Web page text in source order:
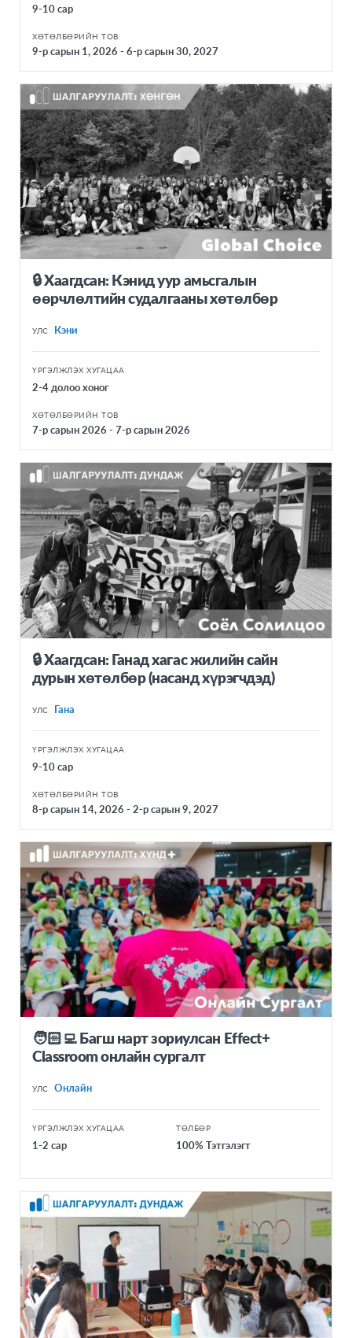
9-10 сар
ХӨТӨЛБӨРИЙН ТОВ
9-р сарын 1, 2026 - 6-р сарын 30, 2027
🔒 Хаагдсан: Кэнид уур амьсгалын
өөрчлөлтийн судалгааны хөтөлбөр
УЛС Кэни
ҮРГЭЛЖЛЭХ ХУГАЦАА
2-4 долоо хоног
ХӨТӨЛБӨРИЙН ТОВ
7-р сарын 2026 - 7-р сарын 2026
🔒 Хаагдсан: Ганад хагас жилийн сайн
дурын хөтөлбөр (насанд хүрэгчдэд)
УЛС Гана
ҮРГЭЛЖЛЭХ ХУГАЦАА
9-10 сар
ХӨТӨЛБӨРИЙН ТОВ
8-р сарын 14, 2026 - 2-р сарын 9, 2027
🧑🏻‍💻 Багш нарт зориулсан Effect+
Classroom онлайн сургалт
УЛС Онлайн
ҮРГЭЛЖЛЭХ ХУГАЦАА
1-2 сар
ТӨЛБӨР
100% Тэтгэлэгт